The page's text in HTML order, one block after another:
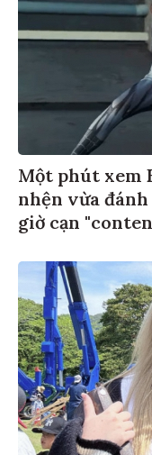
Một phút xem
nhện vừa
giờ cạn